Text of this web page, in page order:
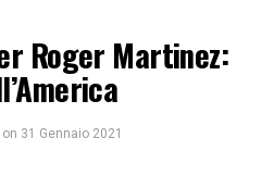
Roger Martinez:
on 31 Gennaio 2021